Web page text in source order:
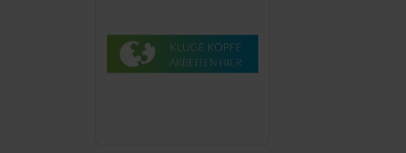
einzelnen Cookies findest du durch Klick auf „Details
zeigen“. Weitere Informationen: Datenschutzerklärung